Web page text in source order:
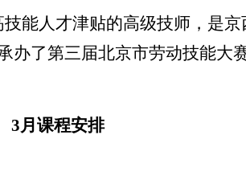
能人才津贴的高级技师，是
了第三届北京市劳动技能大
3月课程安排